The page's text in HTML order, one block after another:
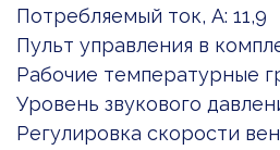
Потребляемый ток, А: 11,9
Пульт управления в
Рабочие температурные
Уровень звукового
Регулировка скорости